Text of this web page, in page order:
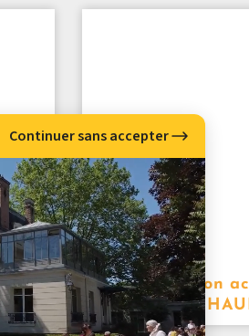
Je lance mon
Sandrine